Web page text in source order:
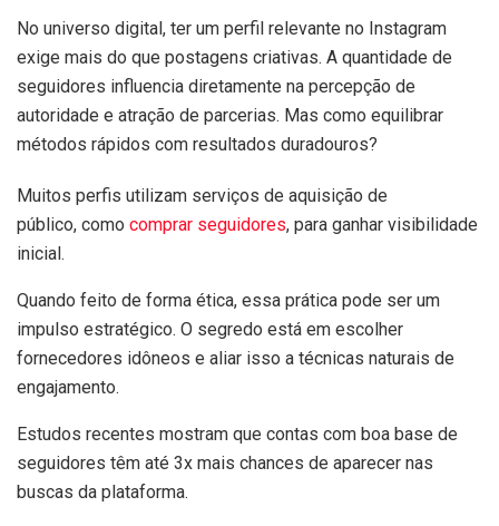
No universo digital, ter um perfil relevante no Instagram
exige mais do que postagens criativas. A quantidade de
seguidores influencia diretamente na percepção de
autoridade e atração de parcerias. Mas como equilibrar
métodos rápidos com resultados duradouros?
Muitos perfis utilizam serviços de aquisição de
público, como comprar seguidores, para ganhar visibilidade
inicial.
Quando feito de forma ética, essa prática pode ser um
impulso estratégico. O segredo está em escolher
fornecedores idôneos e aliar isso a técnicas naturais de
engajamento.
Estudos recentes mostram que contas com boa base de
seguidores têm até 3x mais chances de aparecer nas
buscas da plataforma.